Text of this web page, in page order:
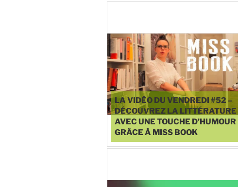
LA VIDÉO DU VENDREDI #52 –
DÉCOUVREZ LA LITTÉRATURE
AVEC UNE TOUCHE D’HUMOUR
GRÂCE À MISS BOOK